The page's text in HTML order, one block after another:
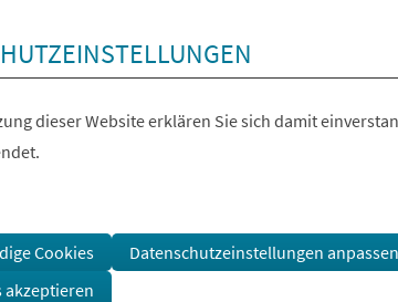
dieser Website erklären Sie sich damit
Cookies
Datenschutzeinstellungen anpassen
akzeptieren